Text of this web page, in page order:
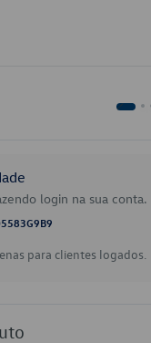
login na sua conta.
para clientes logados.